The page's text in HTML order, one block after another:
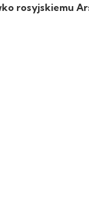
rosyjskiemu